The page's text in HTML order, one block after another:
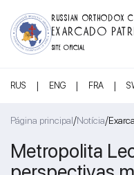
RUSSIAN ORTHODOX
EXARCADO
SITE OFICIAL
RUS | ENG | FRA |
Página principal/Notícia/Exarca
Metropolita